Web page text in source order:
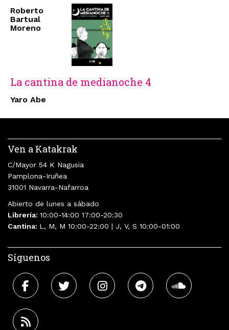
Roberto
Bartual
Moreno
La cantina de medianoche 4
Yaro Abe
Ven a Katakrak
C/Mayor 54 K Nagusia
Pamplona-Iruñea
31001 Navarra-Nafarroa
Abierto de lunes a sábado
Librería: 10:00-14:00 17:00-20:30
Cantina: L, M, M 10:00-22:00 | J, V, S 10:00-01:00
Síguenos